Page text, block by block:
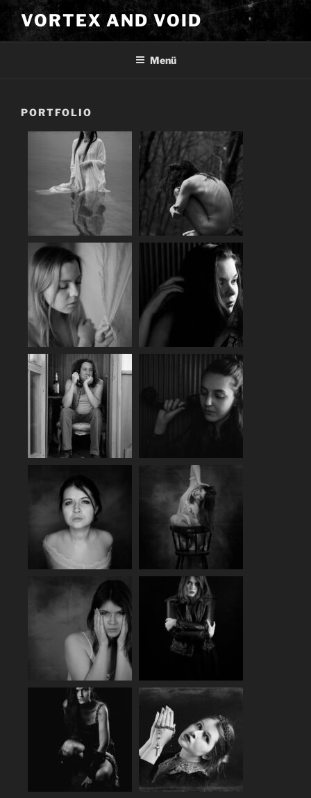
Zum
Inhalt
springen
VORTEX AND VOID
Menü
PORTFOLIO